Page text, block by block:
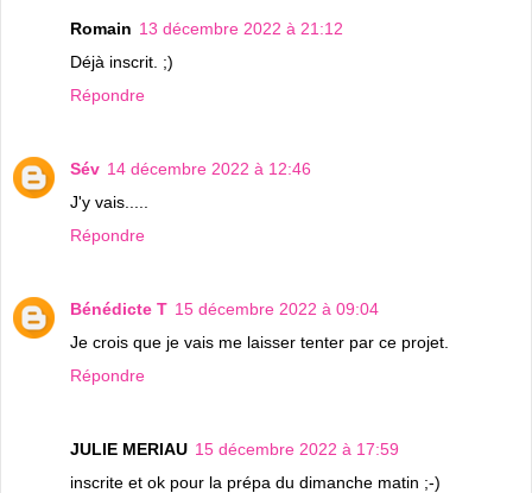
Romain 13 décembre 2022 à 21:12
Déjà inscrit. ;)
Répondre
Sév 14 décembre 2022 à 12:46
J'y vais.....
Répondre
Bénédicte T 15 décembre 2022 à 09:04
Je crois que je vais me laisser tenter par ce projet.
Répondre
JULIE MERIAU 15 décembre 2022 à 17:59
inscrite et ok pour la prépa du dimanche matin ;-)